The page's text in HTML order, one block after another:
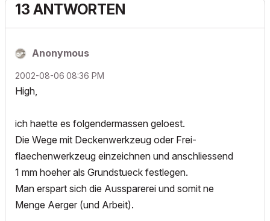
13 ANTWORTEN
Anonymous
‎2002-08-06 08:36 PM
High,
ich haette es folgendermassen geloest.
Die Wege mit Deckenwerkzeug oder Frei-
flaechenwerkzeug einzeichnen und anschliessend
1 mm hoeher als Grundstueck festlegen.
Man erspart sich die Aussparerei und somit ne
Menge Aerger (und Arbeit).